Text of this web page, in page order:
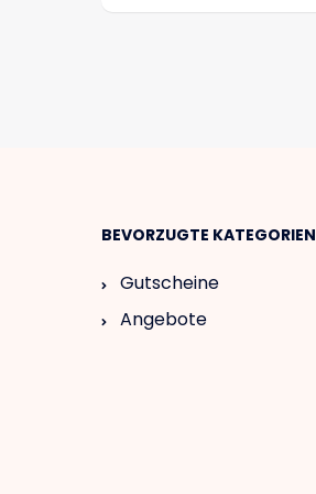
BEVORZUGTE KATEGORIEN
Gutscheine
Angebote